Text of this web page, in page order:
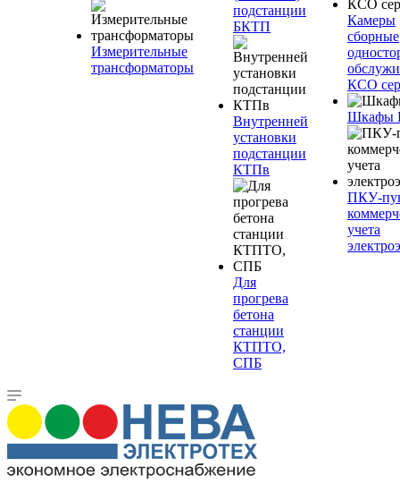
Измерительные
трансформаторы
подстанции
БКТП
Внутренней
установки
подстанции
КТПв
Для
прогрева
бетона
станции
КТПТО,
СПБ
Камеры
сборные
КСО
Шкафы
ПКУ-
учета